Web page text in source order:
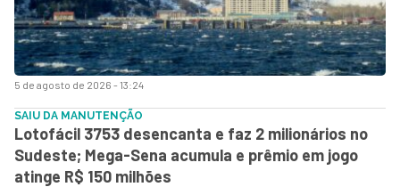
5 de agosto de 2026 - 13:24
SAIU DA MANUTENÇÃO
Lotofácil 3753 desencanta e faz 2 milionários no
Sudeste; Mega-Sena acumula e prêmio em jogo
atinge R$ 150 milhões